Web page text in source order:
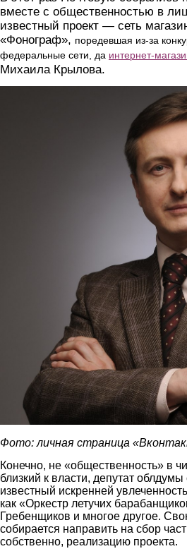
вместе с общественностью в
известный проект — сеть
«Фонограф», поредевшая из-за
федеральные сети, да интернет-
Михаила Крылова.
Фото: личная страница
Конечно, не «общественность» в
близкий к власти, депутат
известный искренней
как «Оркестр летучих
Гребенщиков и многое другое.
собирается направить на сбор
собственно, реализацию проекта.